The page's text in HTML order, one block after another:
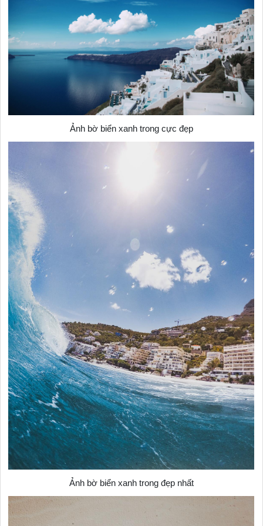
Ảnh bờ biển xanh trong cực đẹp
Ảnh bờ biển xanh trong đẹp nhất